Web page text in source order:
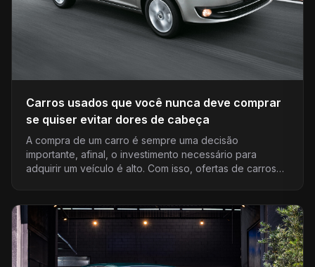
Carros usados que você nunca deve comprar
se quiser evitar dores de cabeça
A compra de um carro é sempre uma decisão
importante, afinal, o investimento necessário para
adquirir um veículo é alto. Com isso, ofertas de carros…